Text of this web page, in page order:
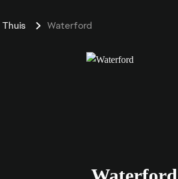
Thuis Waterford